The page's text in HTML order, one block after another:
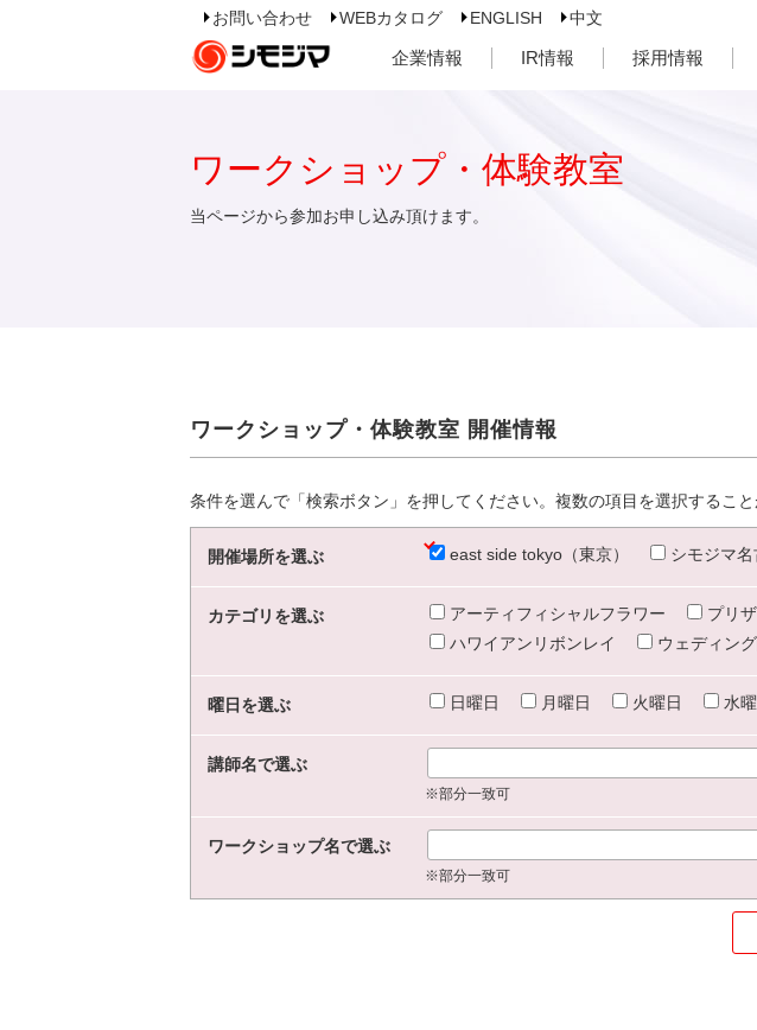
お問い合わせ WEBカタログ ENGLISH 中文
企業情報 IR情報 採用情報
ワークショップ・体験教室
当ページから参加お申し込み頂けます。
ワークショップ・体験教室 開催情報
条件を選んで「検索ボタン」を押してください。複数の項目を選択すること
開催場所を選ぶ east side tokyo（東京） シモジマ
カテゴリを選ぶ アーティフィシャルフラワー プリ
ハワイアンリボンレイ
ウェディン
曜日を選ぶ 日曜日 月曜日 火曜日 水
講師名で選ぶ
※部分一致可
ワークショップ名で選ぶ
※部分一致可